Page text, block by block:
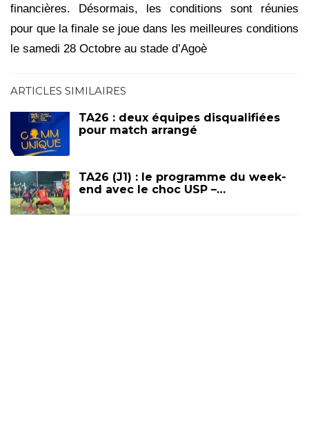
financières. Désormais, les conditions sont réunies
pour que la finale se joue dans les meilleures conditions
le samedi 28 Octobre au stade d’Agoè
ARTICLES SIMILAIRES
TA26 : deux équipes disqualifiées
pour match arrangé
TA26 (J1) : le programme du week-
end avec le choc USP –…